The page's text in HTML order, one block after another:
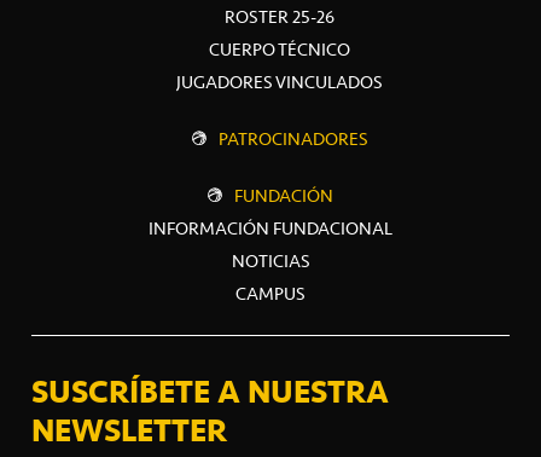
ROSTER 25-26
CUERPO TÉCNICO
JUGADORES VINCULADOS
PATROCINADORES
FUNDACIÓN
INFORMACIÓN FUNDACIONAL
NOTICIAS
CAMPUS
SUSCRÍBETE A NUESTRA
NEWSLETTER